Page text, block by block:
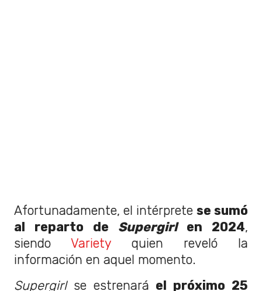
Afortunadamente, el intérprete se sumó
al reparto de Supergirlen 2024,
siendoVarietyquien reveló la
información en aquel momento.
Supergirlse estrenará el próximo 25